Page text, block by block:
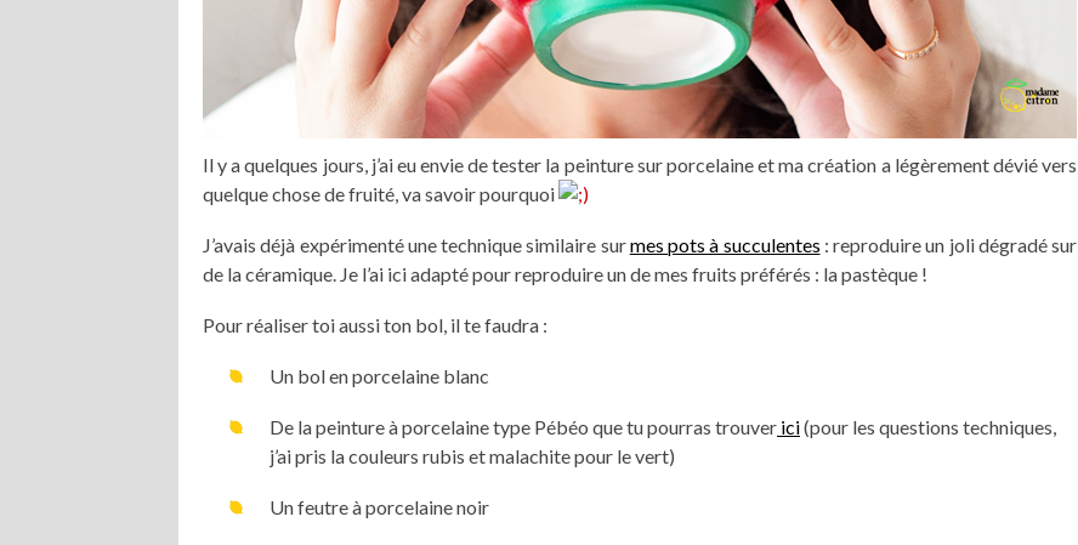
Il y a quelques jours, j’ai eu envie de tester la peinture sur porcelaine et ma création a légèrement dévié vers
quelque chose de fruité, va savoir pourquoi
J’avais déjà expérimenté une technique similaire surmes pots à succulentes : reproduire un joli dégradé sur
de la céramique. Je l’ai ici adapté pour reproduire un de mes fruits préférés : la pastèque !
Pour réaliser toi aussi ton bol, il te faudra :
Un bol en porcelaine blanc
De la peinture à porcelaine type Pébéo que tu pourras trouver ici(pour les questions techniques,
j’ai pris la couleurs rubis et malachite pour le vert)
Un feutre à porcelaine noir